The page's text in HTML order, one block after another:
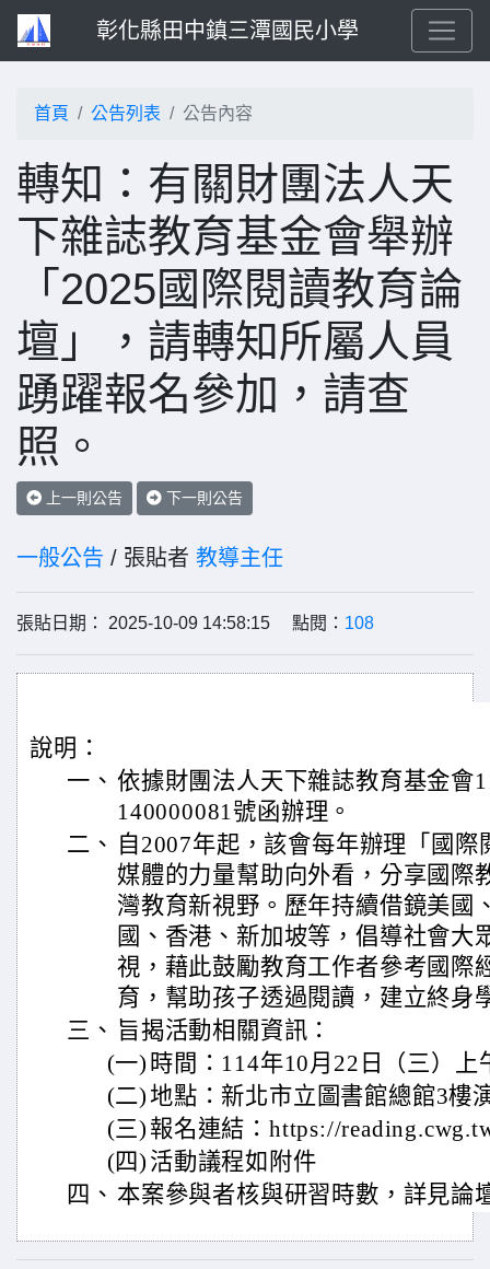
彰化縣田中鎮三潭國民小學
首頁 公告列表 公告內容
轉知：有關財團法人天
下雜誌教育基金會舉辦
「2025國際閱讀教育論
壇」，請轉知所屬人員
踴躍報名參加，請查
照。
上一則公告 下一則公告
一般公告 / 張貼者 教導主任
張貼日期： 2025-10-09 14:58:15 點閱： 108
說明：
一、 依據財團法人天下雜誌教育基金會
140000081號函辦理。
二、 自2007年起，該會每年辦理「國
媒體的力量幫助向外看，分享國際
灣教育新視野。歷年持續借鏡美國
國、香港、新加坡等，倡導社會大
視，藉此鼓勵教育工作者參考國際
育，幫助孩子透過閱讀，建立終身
三、 旨揭活動相關資訊：
(一) 時間：114年10月22日（三）上
(二)地點：新北市立圖書館總館3樓
(三) 報名連結：https://
(四) 活動議程如附件
四、 本案參與者核與研習時數，詳見論